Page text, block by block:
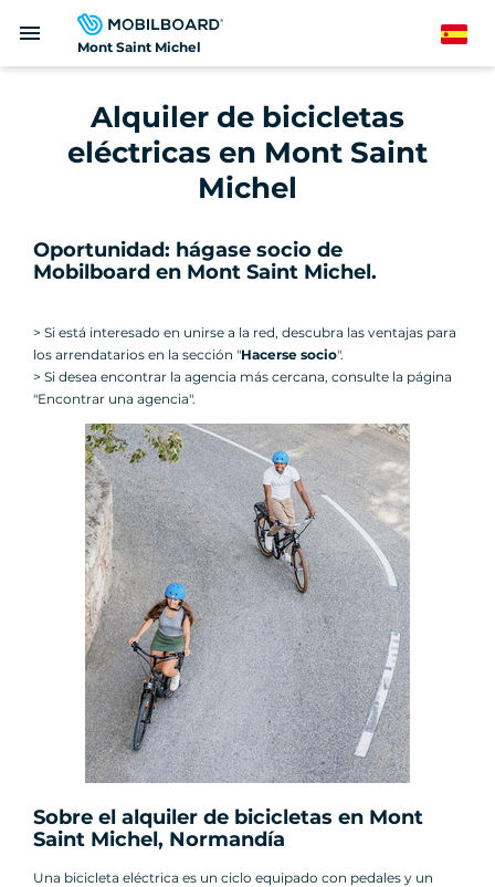
Mont Saint Michel
menu Spanish
Alquiler de bicicletas
eléctricas en Mont Saint
Michel
Oportunidad: hágase socio de
Mobilboard en Mont Saint Michel.
> Si está interesado en unirse a la red, descubra las ventajas para
los arrendatarios en la sección "Hacerse socio".
> Si desea encontrar la agencia más cercana, consulte la página
"Encontrar una agencia".
Sobre el alquiler de bicicletas en Mont
Saint Michel, Normandía
Una bicicleta eléctrica es un ciclo equipado con pedales y un